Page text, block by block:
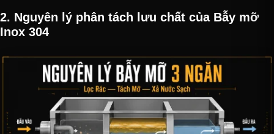
2. Nguyên lý phân tách lưu chất của Bẫy mỡ
Inox 304